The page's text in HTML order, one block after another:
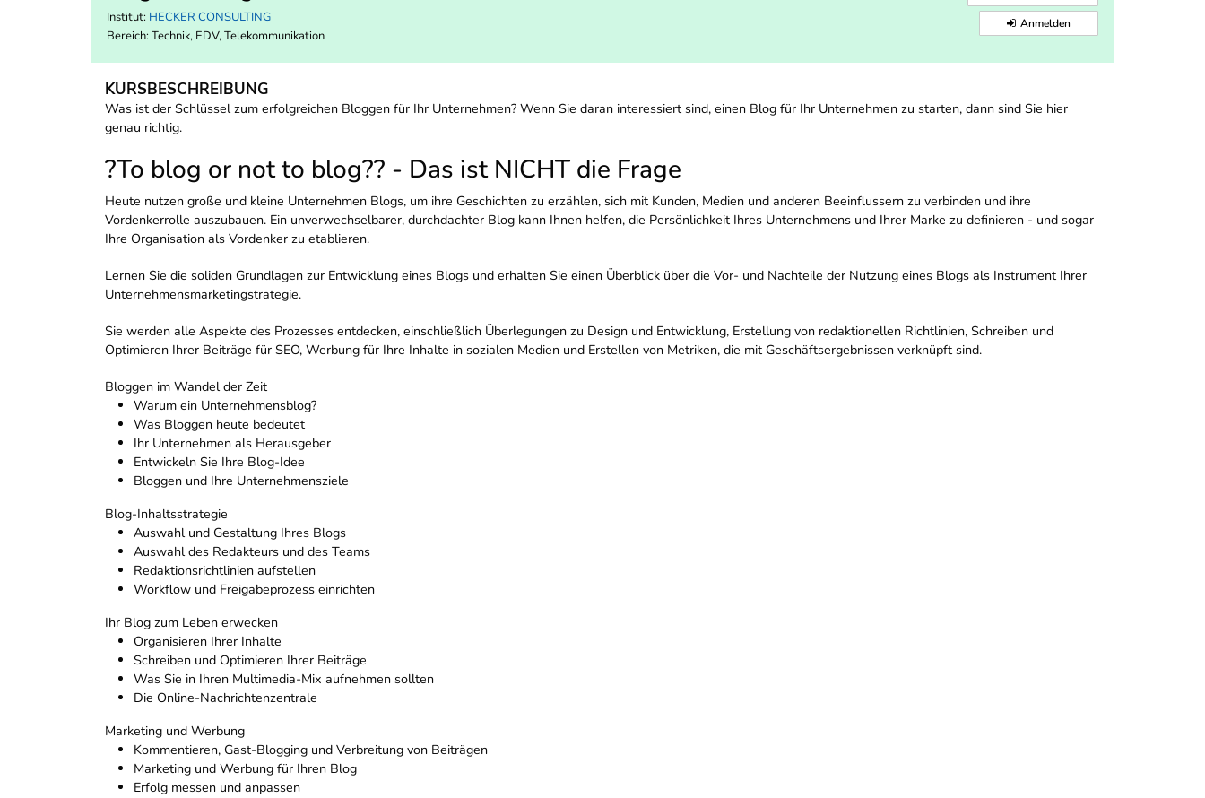
Institut: HECKER CONSULTING
Bereich: Technik, EDV, Telekommunikation
Anmelden
KURSBESCHREIBUNG
Was ist der Schlüssel zum erfolgreichen Bloggen für Ihr Unternehmen? Wenn Sie daran interessiert sind, einen Blog für Ihr Unternehmen zu starten, dann sind Sie hier
genau richtig.
?To blog or not to blog?? - Das ist NICHT die Frage
Heute nutzen große und kleine Unternehmen Blogs, um ihre Geschichten zu erzählen, sich mit Kunden, Medien und anderen Beeinflussern zu verbinden und ihre
Vordenkerrolle auszubauen. Ein unverwechselbarer, durchdachter Blog kann Ihnen helfen, die Persönlichkeit Ihres Unternehmens und Ihrer Marke zu definieren - und sogar
Ihre Organisation als Vordenker zu etablieren.
Lernen Sie die soliden Grundlagen zur Entwicklung eines Blogs und erhalten Sie einen Überblick über die Vor- und Nachteile der Nutzung eines Blogs als Instrument Ihrer
Unternehmensmarketingstrategie.
Sie werden alle Aspekte des Prozesses entdecken, einschließlich Überlegungen zu Design und Entwicklung, Erstellung von redaktionellen Richtlinien, Schreiben und
Optimieren Ihrer Beiträge für SEO, Werbung für Ihre Inhalte in sozialen Medien und Erstellen von Metriken, die mit Geschäftsergebnissen verknüpft sind.
Bloggen im Wandel der Zeit
Warum ein Unternehmensblog?
Was Bloggen heute bedeutet
Ihr Unternehmen als Herausgeber
Entwickeln Sie Ihre Blog-Idee
Bloggen und Ihre Unternehmensziele
Blog-Inhaltsstrategie
Auswahl und Gestaltung Ihres Blogs
Auswahl des Redakteurs und des Teams
Redaktionsrichtlinien aufstellen
Workflow und Freigabeprozess einrichten
Ihr Blog zum Leben erwecken
Organisieren Ihrer Inhalte
Schreiben und Optimieren Ihrer Beiträge
Was Sie in Ihren Multimedia-Mix aufnehmen sollten
Die Online-Nachrichtenzentrale
Marketing und Werbung
Kommentieren, Gast-Blogging und Verbreitung von Beiträgen
Marketing und Werbung für Ihren Blog
Erfolg messen und anpassen